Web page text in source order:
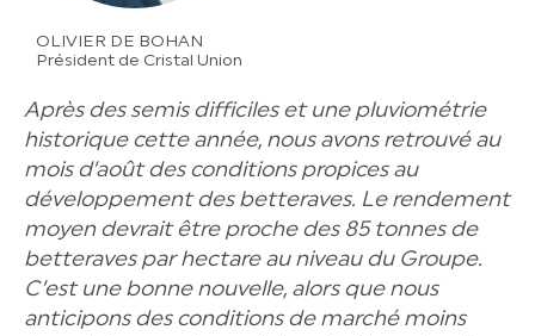
OLIVIER DE BOHAN
Président de Cristal Union
Après des semis difficiles et une pluviométrie
historique cette année, nous avons retrouvé au
mois d’août des conditions propices au
développement des betteraves. Le rendement
moyen devrait être proche des 85 tonnes de
betteraves par hectare au niveau du Groupe.
C’est une bonne nouvelle, alors que nous
anticipons des conditions de marché moins